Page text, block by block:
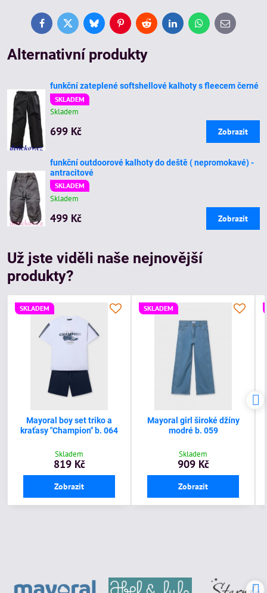
FacebookTwitterBlueskyPinterestReddit LinkedInWhatsApp
E-
mail
Alternativní produkty
funkční zateplené softshellové kalhoty s fleecem černé
SKLADEM
Skladem
699 Kč Zobrazit
funkční outdoorové kalhoty do deště ( nepromokavé) -
antracitové
SKLADEM
Skladem
499 Kč Zobrazit
Už jste viděli naše nejnovější
produkty?
SKLADEM
Mayoral boy set triko a
kraťasy "Champion" b. 064
Skladem
819 Kč
Zobrazit
SKLADEM
Mayoral girl široké džíny
modré b. 059
Skladem
909 Kč
Zobrazit